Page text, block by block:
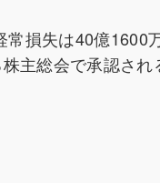
損失は40億
主総会で承認され